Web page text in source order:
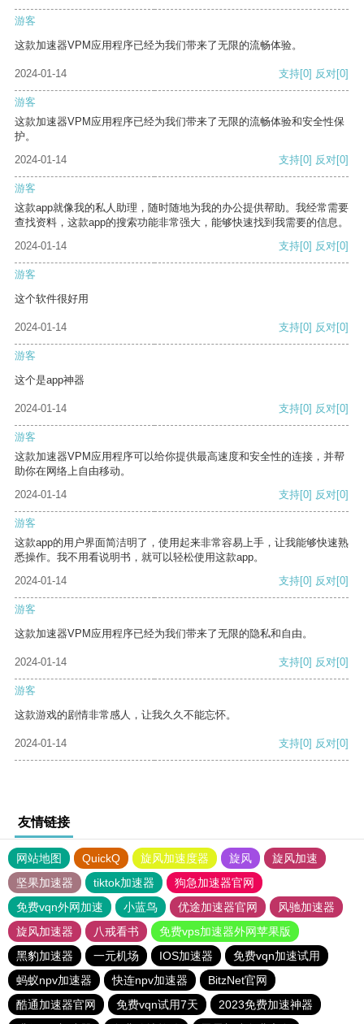
游客
这款加速器VPM应用程序已经为我们带来了无限的流畅体验。
2024-01-14 支持[0] 反对[0]
游客
这款加速器VPM应用程序已经为我们带来了无限的流畅体验和安全性保
护。
2024-01-14
支持[0] 反对[0]
游客
这款app就像我的私人助理，随时随地为我的办公提供帮助。我经常需要
查找资料，这款app的搜索功能非常强大，能够快速找到我需要的信息。
2024-01-14
支持[0] 反对[0]
游客
这个软件很好用
2024-01-14 支持[0] 反对[0]
游客
这个是app神器
2024-01-14 支持[0] 反对[0]
游客
这款加速器VPM应用程序可以给你提供最高速度和安全性的连接，并帮
助你在网络上自由移动。
2024-01-14
支持[0] 反对[0]
游客
这款app的用户界面简洁明了，使用起来非常容易上手，让我能够快速熟
悉操作。我不用看说明书，就可以轻松使用这款app。
2024-01-14
支持[0] 反对[0]
游客
这款加速器VPM应用程序已经为我们带来了无限的隐私和自由。
2024-01-14 支持[0] 反对[0]
游客
这款游戏的剧情非常感人，让我久久不能忘怀。
2024-01-14 支持[0] 反对[0]
友情链接
网站地图 QuickQ 旋风加速度器 旋风
旋风加速
坚果加速器
tiktok加速器
狗急加速器官网
免费vqn外网加速
小蓝鸟 优途加速器官网
风驰加速器
旋风加速器
八戒看书
免费vps加速器外网苹果版
黑豹加速器
一元机场 IOS加速器
免费vqn加速试用
蚂蚁npv加速器
快连npv加速器
BitzNet官网
酷通加速器官网
免费vqn试用7天
2023免费加速神器